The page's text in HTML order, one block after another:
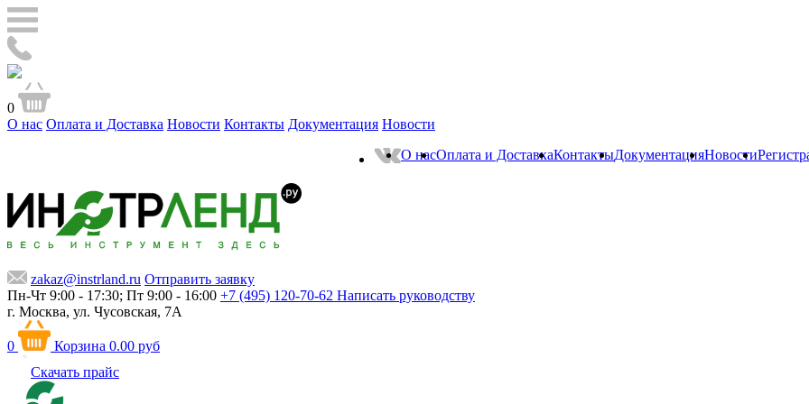
0
О нас Оплата и Доставка Новости Контакты Документация Новости
О насОплата и ДоставкаКонтактыДокументацияНовости
zakaz@instrland.ru Отправить заявку
Пн-Чт 9:00 - 17:30; Пт 9:00 - 16:00 +7 (495) 120-70-62 Написать руководству
г. Москва, ул. Чусовская, 7А
0 Корзина 0.00 руб
Скачать прайс